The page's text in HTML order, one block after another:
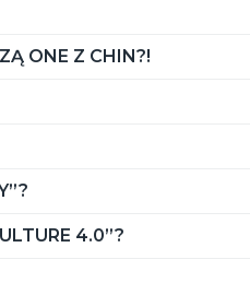
ONE Z CHIN?!
4.0”?